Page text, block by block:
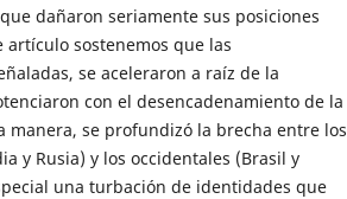
dañaron seriamente sus posiciones
sostenemos que las
se aceleraron a raíz de la
con el desencadenamiento de la
manera, se profundizó la brecha entre los
y Rusia) y los occidentales (Brasil y
una turbación de identidades que